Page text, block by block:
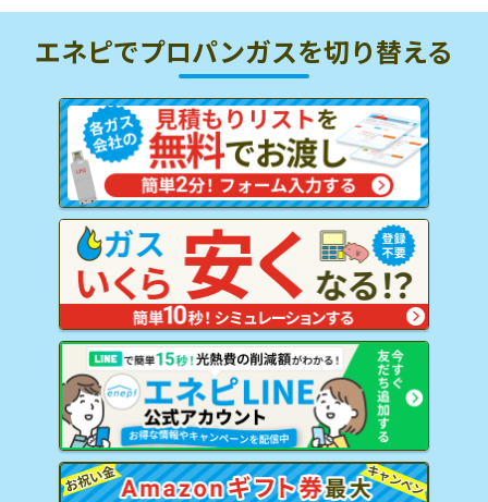
エネピでプロパンガスを切り替える